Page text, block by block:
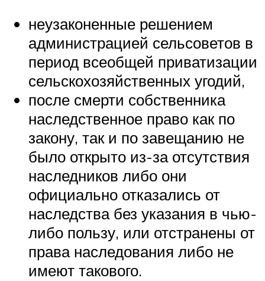
неузаконенные решением
администрацией сельсоветов в
период всеобщей приватизации
сельскохозяйственных угодий,
после смерти собственника
наследственное право как по
закону, так и по завещанию не
было открыто из-за отсутствия
наследников либо они
официально отказались от
наследства без указания в чью-
либо пользу, или отстранены от
права наследования либо не
имеют такового.